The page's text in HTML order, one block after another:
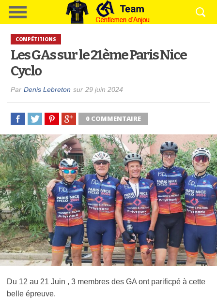
COMPÉTITIONS
Les GAs sur le 21ème Paris Nice
Cyclo
Par Denis Lebreton sur 29 juin 2024
0 COMMENTAIRE
Du 12 au 21 Juin , 3 membres des GA ont parificpé à cette
belle épreuve.